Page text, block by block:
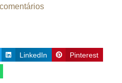
LinkedIn Pinterest